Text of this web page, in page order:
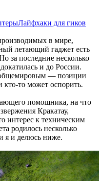
Лайфхаки для гиков
в мире,
летающий гаджет есть
за последние несколько
и до России.
— позиции
кто-то может оспорить.
помощника, на что
Кракатау,
интерес к техническим
родилось несколько
я и делюсь ниже.